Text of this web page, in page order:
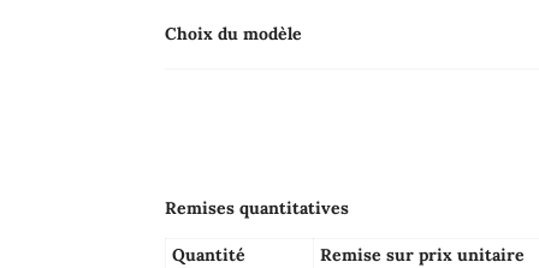
Choix du modèle
Remises quantitatives
Quantité
Remise sur prix unitaire